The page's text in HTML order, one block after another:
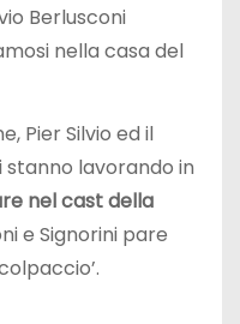
Berlusconi
nella casa del
Pier Silvio ed il
lavorando in
nel cast della
e Signorini pare